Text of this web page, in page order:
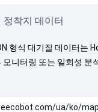
정착지 데이터
형식 대기질 데이터는
모니터링 또는 일회성 분